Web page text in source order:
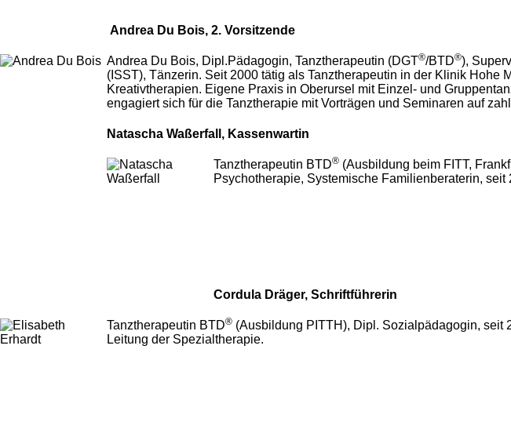
Andrea Du Bois, 2. Vorsitzende
Andrea Du Bois, Dipl.Pädagogin, Tanztherapeutin (DGT®/BTD®),
(ISST), Tänzerin. Seit 2000 tätig als Tanztherapeutin in der Klinik
Kreativtherapien. Eigene Praxis in Oberursel mit Einzel- und
engagiert sich für die Tanztherapie mit Vorträgen und Seminaren auf
Natascha Waßerfall, Kassenwartin
Tanztherapeutin BTD® (Ausbildung beim FITT,
Psychotherapie, Systemische Familienberaterin, seit
Cordula Dräger, Schriftführerin
Tanztherapeutin BTD® (Ausbildung PITTH), Dipl. Sozialpädagogin, seit
Leitung der Spezialtherapie.